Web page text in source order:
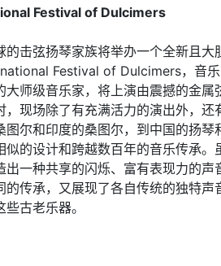
Festival of Dulcimers
的击弦扬琴家族将举办一个全新且大
Festival of Dulcimers，音
师级音乐家，将上演由震撼的金属
现场除了有充满活力的演出外，还
尔和印度的桑图尔，到中国的扬琴
的设计和跨越数百年的音乐传承。
一种共享的闪烁、富有表现力的声
传承，又展现了各自传统的独特声
古老乐器。